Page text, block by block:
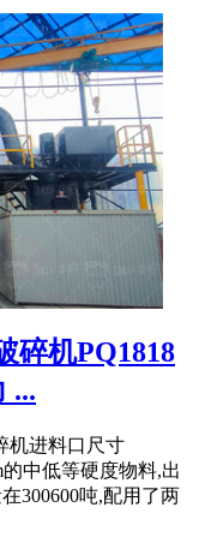
碎机PQ1818
...
机进料口尺寸
的中低等硬度物料,出
300600吨,配用了两